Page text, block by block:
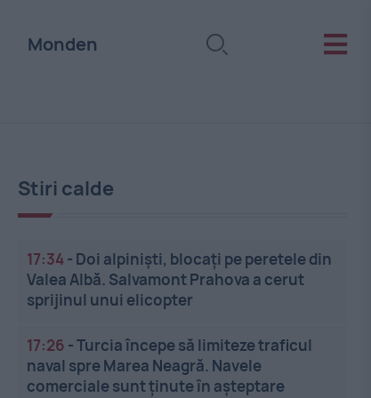
Monden
Stiri calde
17:34- Doi alpiniști, blocați pe peretele din
Valea Albă. Salvamont Prahova a cerut
sprijinul unui elicopter
17:26 -Turcia începe să limiteze traficul
naval spre Marea Neagră. Navele
comerciale sunt ținute în așteptare